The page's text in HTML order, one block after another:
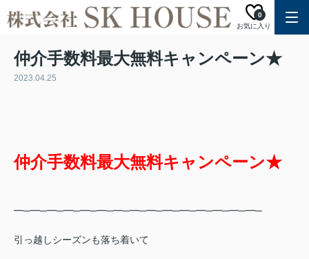
お気に入り
0
仲介手数料最大無料キャンペーン★
2023.04.25
仲介手数料最大無料キャンペーン★
━─━─━─━─━─━─━─━─━─━─━─━─━─━─━─
引っ越しシーズンも落ち着いて